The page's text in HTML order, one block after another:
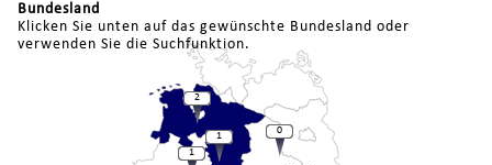
Bundesland
Klicken Sie unten auf das gewünschte Bundesland oder
verwenden Sie die Suchfunktion.
0
1
2
1